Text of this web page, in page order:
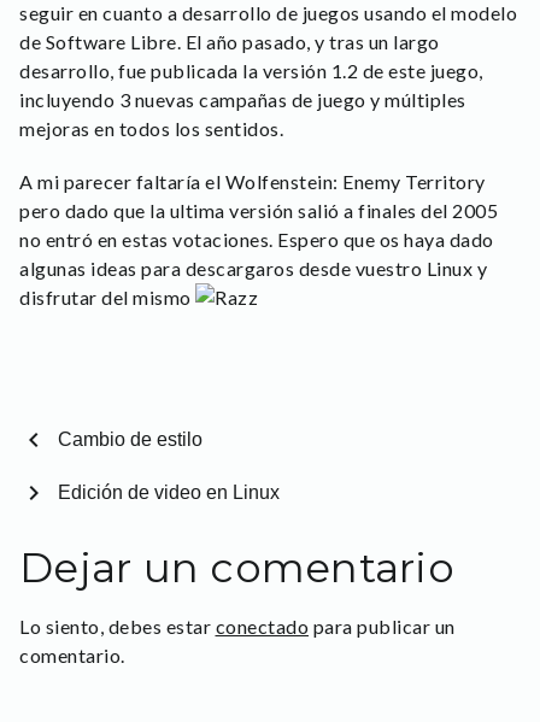
seguir en cuanto a desarrollo de juegos usando el modelo
de Software Libre. El año pasado, y tras un largo
desarrollo, fue publicada la versión 1.2 de este juego,
incluyendo 3 nuevas campañas de juego y múltiples
mejoras en todos los sentidos.
A mi parecer faltaría el Wolfenstein: Enemy Territory
pero dado que la ultima versión salió a finales del 2005
no entró en estas votaciones. Espero que os haya dado
algunas ideas para descargaros desde vuestro Linux y
disfrutar del mismo
chevron_left Cambio de estilo
Edición de video en Linux
chevron_right
Dejar un comentario
Lo siento, debes estar conectado para publicar un
comentario.